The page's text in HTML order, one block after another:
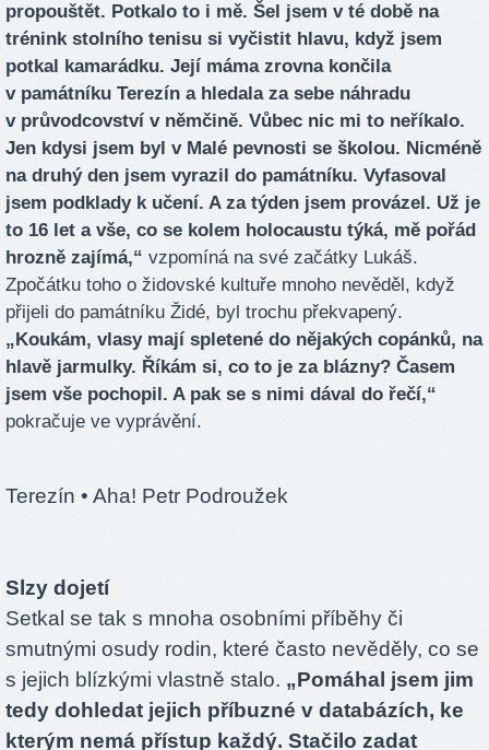
propouštět. Potkalo to i mě. Šel jsem v té době na
trénink stolního tenisu si vyčistit hlavu, když jsem
potkal kamarádku. Její máma zrovna končila
v památníku Terezín a hledala za sebe náhradu
v průvodcovství v němčině. Vůbec nic mi to neříkalo.
Jen kdysi jsem byl v Malé pevnosti se školou. Nicméně
na druhý den jsem vyrazil do památníku. Vyfasoval
jsem podklady k učení. A za týden jsem provázel. Už je
to 16 let a vše, co se kolem holocaustu týká, mě pořád
hrozně zajímá,“ vzpomíná na své začátky Lukáš.
Zpočátku toho o židovské kultuře mnoho nevěděl, když
přijeli do památníku Židé, byl trochu překvapený.
„Koukám, vlasy mají spletené do nějakých copánků, na
hlavě jarmulky. Říkám si, co to je za blázny? Časem
jsem vše pochopil. A pak se s nimi dával do řečí,“
pokračuje ve vyprávění.
Terezín • Aha! Petr Podroužek
Slzy dojetí
Setkal se tak s mnoha osobními příběhy či
smutnými osudy rodin, které často nevěděly, co se
s jejich blízkými vlastně stalo. „Pomáhal jsem jim
tedy dohledat jejich příbuzné v databázích, ke
kterým nemá přístup každý. Stačilo zadat